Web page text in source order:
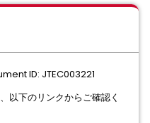
ID: JTEC003221
以下のリンクからご確認く